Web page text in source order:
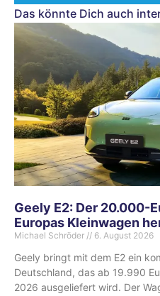
Das könnte Dich auch
Geely E2: Der 20.000-
Europas Kleinwagen
Michael Schröder 6. August 2026
Geely bringt mit dem E2 ein
Deutschland, das ab 19.990
2026 ausgeliefert wird. Der